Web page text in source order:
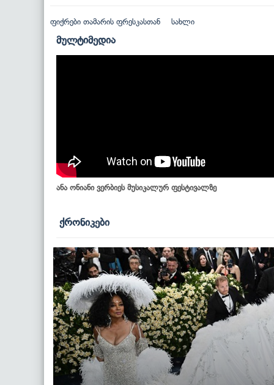
ფიქრები თამარის ფრესკასთან სახლი
მულტიმედია
ანა ონიანი ვერბიეს მუსიკალურ ფესტივალზე
ქრონიკები